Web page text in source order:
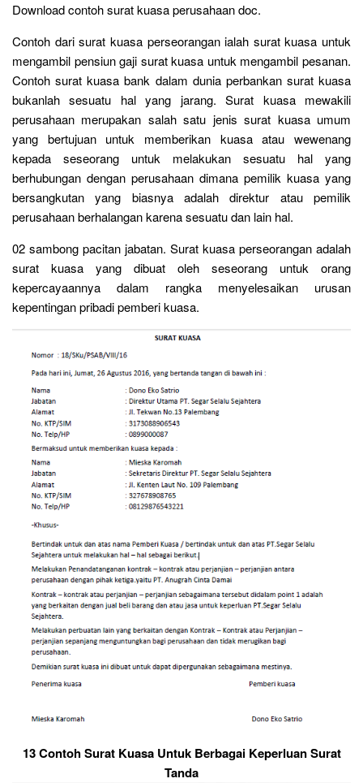
Download contoh surat kuasa perusahaan doc.
Contoh dari surat kuasa perseorangan ialah surat kuasa untuk
mengambil pensiun gaji surat kuasa untuk mengambil pesanan.
Contoh surat kuasa bank dalam dunia perbankan surat kuasa
bukanlah sesuatu hal yang jarang. Surat kuasa mewakili
perusahaan merupakan salah satu jenis surat kuasa umum
yang bertujuan untuk memberikan kuasa atau wewenang
kepada seseorang untuk melakukan sesuatu hal yang
berhubungan dengan perusahaan dimana pemilik kuasa yang
bersangkutan yang biasnya adalah direktur atau pemilik
perusahaan berhalangan karena sesuatu dan lain hal.
02 sambong pacitan jabatan. Surat kuasa perseorangan adalah
surat kuasa yang dibuat oleh seseorang untuk orang
kepercayaannya dalam rangka menyelesaikan urusan
kepentingan pribadi pemberi kuasa.
13 Contoh Surat Kuasa Untuk Berbagai Keperluan Surat
Tanda